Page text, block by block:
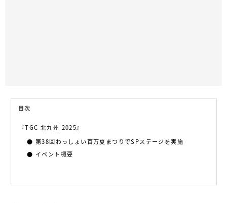
目次
『TGC 北九州 2025』
第38回わっしょい百万夏まつりでSPステージを実施
イベント概要